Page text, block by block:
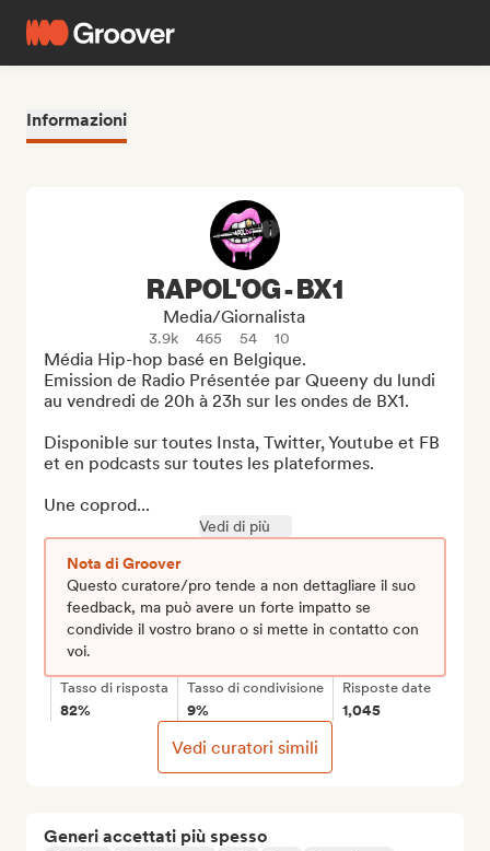
Informazioni
Generi accettati più spesso
RAPOL'OG - BX1
Media/Giornalista
3.9k 465 54 10
Média Hip-hop basé en Belgique.
Emission de Radio Présentée par Queeny du lundi
au vendredi de 20h à 23h sur les ondes de BX1.
Disponible sur toutes Insta, Twitter, Youtube et FB
et en podcasts sur toutes les plateformes.
Une coprod...
Vedi di più
Nota di Groover
Questo curatore/pro tende a non dettagliare il suo
feedback, ma può avere un forte impatto se
condivide il vostro brano o si mette in contatto con
voi.
Tasso di risposta
82%
Tasso di condivisione
9%
Risposte date
1,045
Vedi curatori simili